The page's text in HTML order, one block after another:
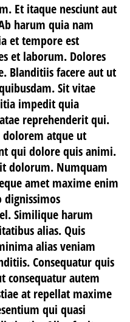
Et itaque nesciunt aut
harum quia nam
et tempore est
et laborum. Dolores
Blanditiis facere aut ut
Sit vitae
impedit quia
reprehenderit qui.
dolorem atque ut
qui dolore quis animi.
dolorum. Numquam
amet maxime enim
dignissimos
Similique harum
alias. Quis
alias veniam
Consequatur quis
consequatur autem
at repellat maxime
qui quasi